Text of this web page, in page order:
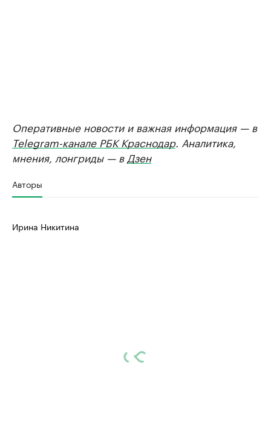
Оперативные новости и важная информация — в
Telegram-канале РБК Краснодар. Аналитика,
мнения, лонгриды — в Дзен
Авторы
Ирина Никитина